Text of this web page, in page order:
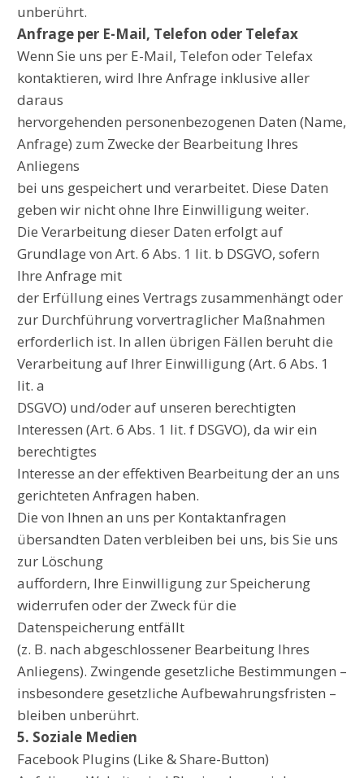
unberührt.
Anfrage per E-Mail, Telefon oder Telefax
Wenn Sie uns per E-Mail, Telefon oder Telefax
kontaktieren, wird Ihre Anfrage inklusive aller
daraus
hervorgehenden personenbezogenen Daten (Name,
Anfrage) zum Zwecke der Bearbeitung Ihres
Anliegens
bei uns gespeichert und verarbeitet. Diese Daten
geben wir nicht ohne Ihre Einwilligung weiter.
Die Verarbeitung dieser Daten erfolgt auf
Grundlage von Art. 6 Abs. 1 lit. b DSGVO, sofern
Ihre Anfrage mit
der Erfüllung eines Vertrags zusammenhängt oder
zur Durchführung vorvertraglicher Maßnahmen
erforderlich ist. In allen übrigen Fällen beruht die
Verarbeitung auf Ihrer Einwilligung (Art. 6 Abs. 1
lit. a
DSGVO) und/oder auf unseren berechtigten
Interessen (Art. 6 Abs. 1 lit. f DSGVO), da wir ein
berechtigtes
Interesse an der effektiven Bearbeitung der an uns
gerichteten Anfragen haben.
Die von Ihnen an uns per Kontaktanfragen
übersandten Daten verbleiben bei uns, bis Sie uns
zur Löschung
auffordern, Ihre Einwilligung zur Speicherung
widerrufen oder der Zweck für die
Datenspeicherung entfällt
(z. B. nach abgeschlossener Bearbeitung Ihres
Anliegens). Zwingende gesetzliche Bestimmungen –
insbesondere gesetzliche Aufbewahrungsfristen –
bleiben unberührt.
5. Soziale Medien
Facebook Plugins (Like & Share-Button)